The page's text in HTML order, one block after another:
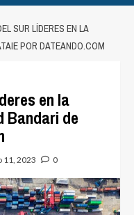
SUR LÍDERES EN LA
POR DATEANDO.COM
en la
Bandari de
11, 2023 0